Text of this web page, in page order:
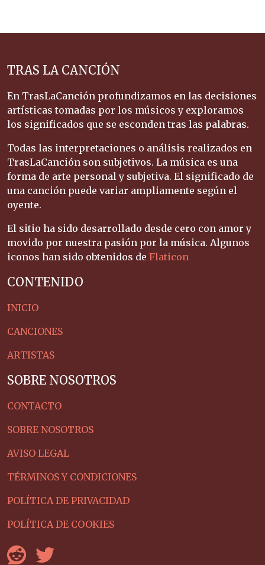
TRAS LA CANCIÓN
En TrasLaCanción profundizamos en las decisiones
artísticas tomadas por los músicos y exploramos
los significados que se esconden tras las palabras.
Todas las interpretaciones o análisis realizados en
TrasLaCanción son subjetivos. La música es una
forma de arte personal y subjetiva. El significado de
una canción puede variar ampliamente según el
oyente.
El sitio ha sido desarrollado desde cero con amor y
movido por nuestra pasión por la música. Algunos
iconos han sido obtenidos de Flaticon
CONTENIDO
INICIO
CANCIONES
ARTISTAS
SOBRE NOSOTROS
CONTACTO
SOBRE NOSOTROS
AVISO LEGAL
TÉRMINOS Y CONDICIONES
POLÍTICA DE PRIVACIDAD
POLÍTICA DE COOKIES